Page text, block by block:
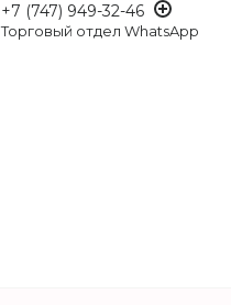
+7 (747) 949-32-46
Торговый отдел WhatsApp